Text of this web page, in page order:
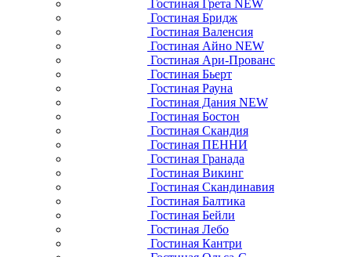
Гостиная Грета NEW
Гостиная Бридж
Гостиная Валенсия
Гостиная Айно NEW
Гостиная Ари-Прованс
Гостиная Бьерт
Гостиная Рауна
Гостиная Дания NEW
Гостиная Бостон
Гостиная Скандия
Гостиная ПЕННИ
Гостиная Гранада
Гостиная Викинг
Гостиная Скандинавия
Гостиная Балтика
Гостиная Бейли
Гостиная Лебо
Гостиная Кантри